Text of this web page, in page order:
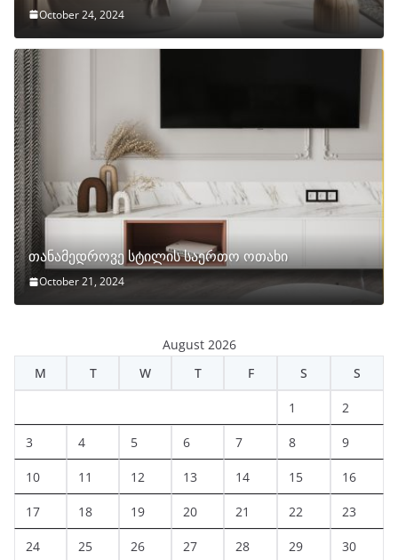
October 24, 2024
თანამედროვე სტილის საერთო ოთახი
October 21, 2024
August 2026
M
T W T F S S
1 2
3 4 5 6 7 8 9
10 11 12 13 14 15 16
17 18 19 20 21 22 23
24 25 26 27 28 29 30